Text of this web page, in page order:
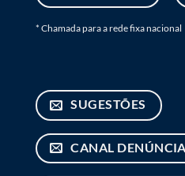
* Chamada para a rede fixa nacional
SUGESTÕES
CANAL